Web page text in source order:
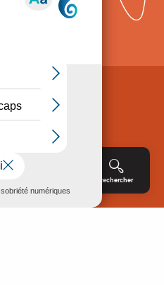
Rechercher
des données
non conforme